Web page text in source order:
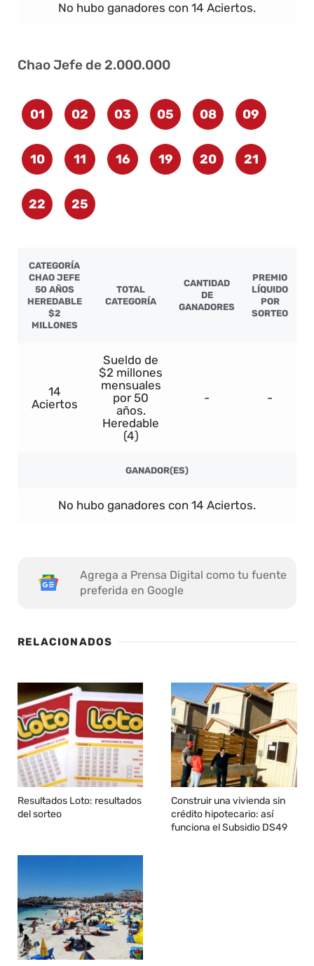
No hubo ganadores con 14 Aciertos.
Chao Jefe de 2.000.000
01 02 03 05 08 09
10 11 16 19 20 21
22 25
CATEGORÍA
CHAO JEFE
50 AÑOS
HEREDABLE
$2
MILLONES
TOTAL
CATEGORÍA
CANTIDAD
DE
GANADORES
PREMIO
LÍQUIDO
POR
SORTEO
14
Aciertos
Sueldo de
$2 millones
mensuales
por 50
años.
Heredable
(4)
- -
GANADOR(ES)
No hubo ganadores con 14 Aciertos.
Agrega a Prensa Digital como tu fuente
preferida en Google
RELACIONADOS
Resultados Loto: resultados
del sorteo
Construir una vivienda sin
crédito hipotecario: así
funciona el Subsidio DS49